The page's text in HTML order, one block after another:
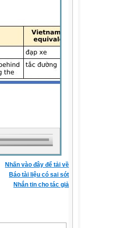
Nhấn vào đây để tải về
Báo tài liệu có sai sót
Nhắn tin cho tác giả